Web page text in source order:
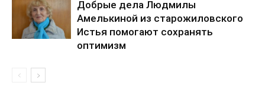
Добрые дела Людмилы
Амелькиной из старожиловского
Истья помогают сохранять
оптимизм